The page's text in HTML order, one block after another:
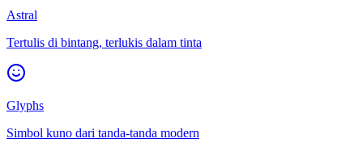
Astral
Tertulis di bintang, terlukis dalam tinta
Glyphs
Simbol kuno dari tanda-tanda modern